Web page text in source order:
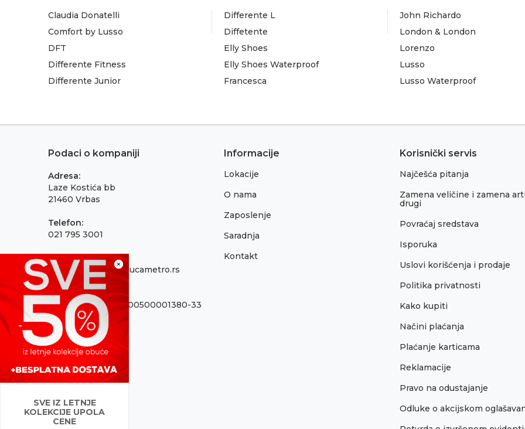
×
SVE IZ LETNJE
KOLEKCIJE UPOLA
CENE
Claudia Donatelli
Comfort by Lusso
DFT
Differente Fitness
Differente Junior
Differente L
Diffetente
Elly Shoes
Elly Shoes Waterproof
Francesca
John Richardo
London & London
Lorenzo
Lusso
Lusso Waterproof
Podaci o kompaniji
Adresa:
Laze Kostića bb
21460 Vrbas
Telefon:
021 795 3001
Email:
onlinepodrska@obucametro.rs
Račun:
OTP Banka 325-9500500001380-33
PIB:
100637224
Matični broj
08698856
Informacije
Lokacije
O nama
Zaposlenje
Saradnja
Kontakt
Korisnički servis
Najčešća pitanja
Zamena veličine i zamena
drugi
Povraćaj sredstava
Isporuka
Uslovi korišćenja i prodaje
Politika privatnosti
Kako kupiti
Načini plaćanja
Plaćanje karticama
Reklamacije
Pravo na odustajanje
Odluke o akcijskom